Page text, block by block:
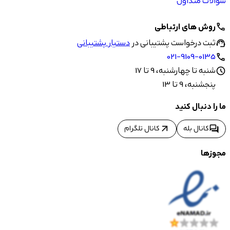
callروش های ارتباطی
support_agentثبت درخواست پشتیبانی دردستیار پشتیبانی
call
021-9109-0135
scheduleشنبه تا چهارشنبه، 9 تا 17
پنجشنبه، 9 تا 13
ما را دنبال کنید
forumکانال بله arrow_outward کانال تلگرام
مجوزها